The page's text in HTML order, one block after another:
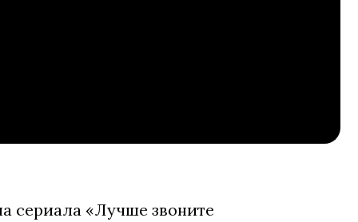
сериала «Лучше звоните